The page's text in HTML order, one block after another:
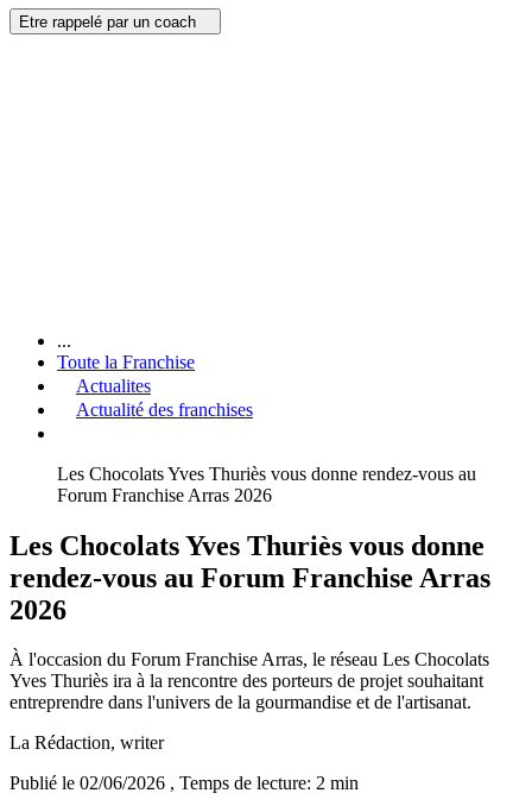
Etre rappelé par un coach
...
Toute la Franchise
Actualites
Actualité des franchises
Les Chocolats Yves Thuriès vous donne rendez-vous au
Forum Franchise Arras 2026
Les Chocolats Yves Thuriès vous donne
rendez-vous au Forum Franchise Arras
2026
À l'occasion du Forum Franchise Arras, le réseau Les Chocolats
Yves Thuriès ira à la rencontre des porteurs de projet souhaitant
entreprendre dans l'univers de la gourmandise et de l'artisanat.
La Rédaction, writer
Publié le 02/06/2026 , Temps de lecture: 2 min